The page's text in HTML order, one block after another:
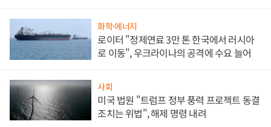
화학·에너지
로이터 "정제연료 3만 톤 한국에서 러시아
로 이동", 우크라이나의 공격에 수요 늘어
사회
미국 법원 "트럼프 정부 풍력 프로젝트 동결
조치는 위법", 해제 명령 내려